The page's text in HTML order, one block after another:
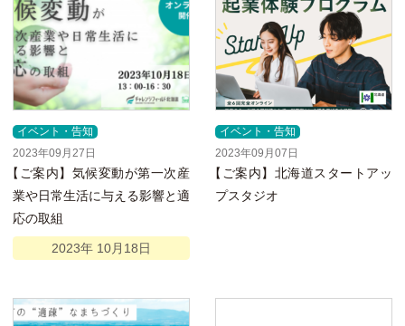
イベント・告知
2023年09月27日
【 ご案内】気候変動が第一次産
業や日常生活に与える影響と適
応の取組
2023年 10月 18日
イベント・告知
2023年09月07日
【 ご案内】北海道スタートアッ
プスタジオ